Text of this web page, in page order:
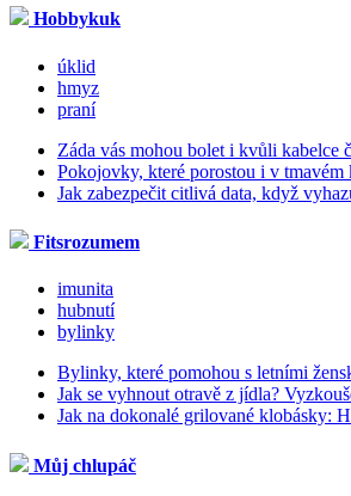
Hobbykuk
úklid
hmyz
praní
Záda vás mohou bolet i kvůli kabelce
Pokojovky, které porostou i v tmavém
Jak zabezpečit citlivá data, když
Fitsrozumem
imunita
hubnutí
bylinky
Bylinky, které pomohou s letními
Jak se vyhnout otravě z jídla?
Jak na dokonalé grilované klobásky:
Můj chlupáč